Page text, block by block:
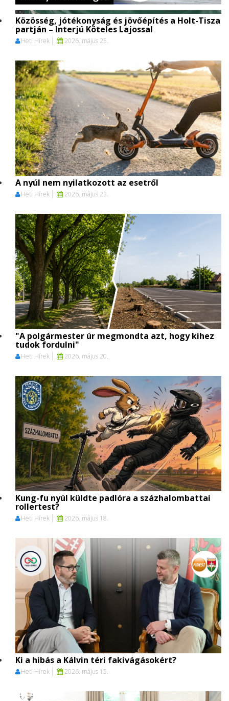
Közösség, jótékonyság és jövőépítés a Holt-Tisza
partján – Interjú Köteles Lajossal
Heti Hírek 2026. május 25.
A nyúl nem nyilatkozott az esetről
Heti Hírek 2026. május 23.
"A polgármester úr megmondta azt, hogy kihez
tudok fordulni"
Heti Hírek 2026. május 20.
Kung-fu nyúl küldte padlóra a százhalombattai
rollertest?
Heti Hírek 2026. május 18.
Ki a hibás a Kálvin téri fakivágásokért?
Heti Hírek 2026. május 15.